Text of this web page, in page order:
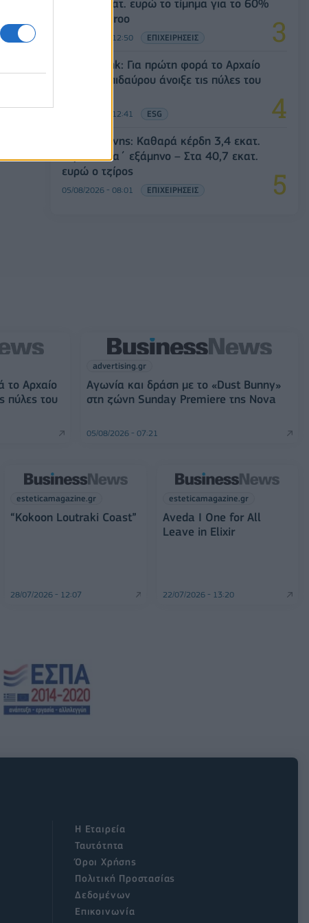
Στα 10 εκατ. ευρώ το τίμημα για το 60%
του Jackaroo
05/08/2026 - 12:50 ΕΠΙΧΕΙΡΗΣΕΙΣ
Alpha Bank: Για πρώτη φορά το Αρχαίο
Θέατρο Επιδαύρου άνοιξε τις πύλες του
05/08/2026 - 12:41 ESG
Παπουτσάνης: Καθαρά κέρδη 3,4 εκατ.
ευρώ στο α΄ εξάμηνο – Στα 40,7 εκατ.
ευρώ ο τζίρος
05/08/2026 - 08:01 ΕΠΙΧΕΙΡΗΣΕΙΣ
το Αρχαίο
πύλες του
advertising.gr
Αγωνία και δράση με το «Dust Bunny»
στη ζώνη Sunday Premiere της Nova
05/08/2026 - 07:21
esteticamagazine.gr
“Kokoon Loutraki Coast”
28/07/2026 - 12:07
esteticamagazine.gr
Aveda I One for All
Leave in Elixir
22/07/2026 - 13:20
Η Εταιρεία
Ταυτότητα
Όροι Χρήσης
Πολιτική Προστασίας
Δεδομένων
Επικοινωνία